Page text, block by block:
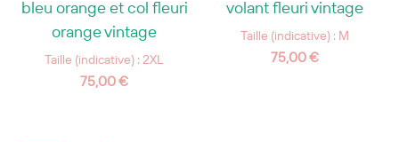
bleu orange et col fleuri
orange vintage
Taille (indicative) : 2XL
75,00€
volant fleuri vintage
Taille (indicative) : M
75,00€